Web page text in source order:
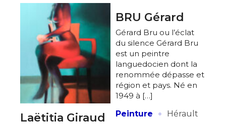
Laëtitia Giraud
BRU Gérard
Gérard Bru ou l’éclat
du silence Gérard Bru
est un peintre
languedocien dont la
renommée dépasse et
région et pays. Né en
1949 à […]
Peinture
· Hérault